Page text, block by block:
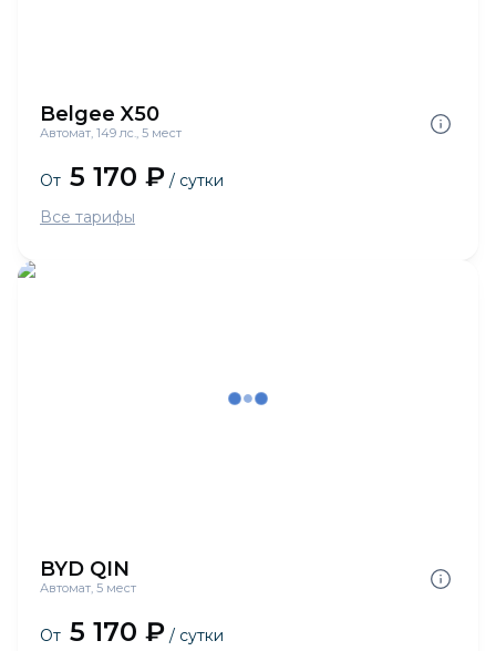
Belgee X50
Автомат, 149 лс., 5 мест
От 5 170 ₽ / сутки
Все тарифы
BYD QIN
Автомат, 5 мест
От 5 170 ₽ / сутки